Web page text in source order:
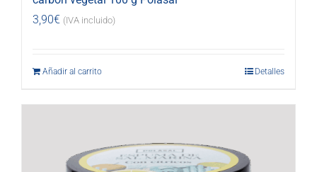
3,90€ (IVA incluido)
Añadir al carrito Detalles